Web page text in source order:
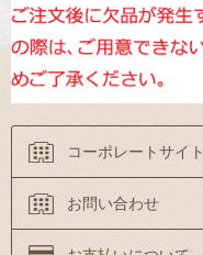
コーポレートサイト
お問い合わせ